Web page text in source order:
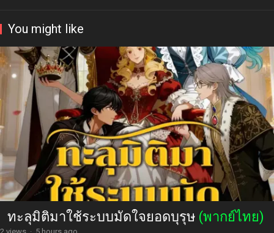
You might like
ทะลุมิติมาใช้ระบบมัดใจยอดบุรุษ (พากย์ไทย)